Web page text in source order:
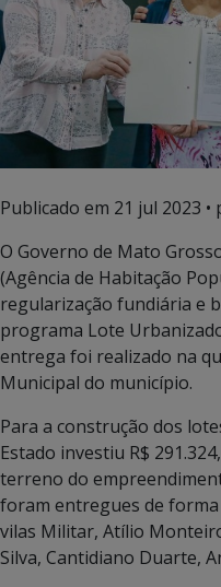
Publicado em 21 jul 2023 •
O Governo de Mato
(Agência de Habitação
regularização fundiária e
programa Lote
entrega foi realizado na
Municipal do município.
Para a construção dos
Estado investiu R$
terreno do
foram entregues de
vilas Militar, Atílio
Silva, Cantidiano Duarte,